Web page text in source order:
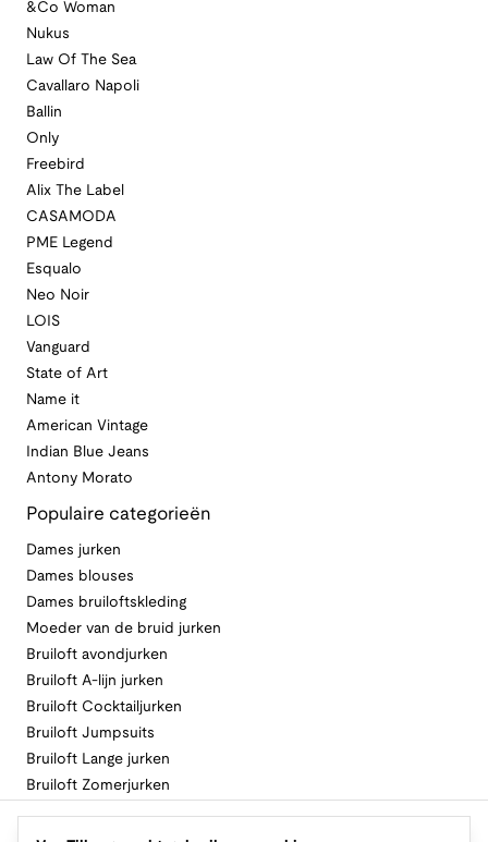
&Co Woman
Nukus
Law Of The Sea
Cavallaro Napoli
Ballin
Only
Freebird
Alix The Label
CASAMODA
PME Legend
Esqualo
Neo Noir
LOIS
Vanguard
State of Art
Name it
American Vintage
Indian Blue Jeans
Antony Morato
Populaire categorieën
Dames jurken
Dames blouses
Dames bruiloftskleding
Moeder van de bruid jurken
Bruiloft avondjurken
Bruiloft A-lijn jurken
Bruiloft Cocktailjurken
Bruiloft Jumpsuits
Bruiloft Lange jurken
Bruiloft Zomerjurken